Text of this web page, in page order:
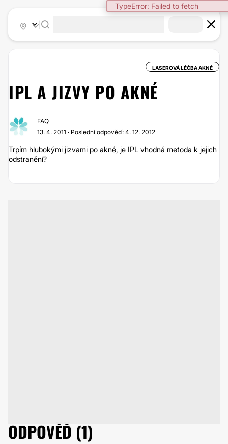
TypeError: Failed to fetch
LASEROVÁ LÉČBA AKNÉ
IPL A JIZVY PO AKNÉ
FAQ
13. 4. 2011 · Poslední odpověď: 4. 12. 2012
Trpím hlubokými jizvami po akné, je IPL vhodná metoda k jejich
odstranění?
ODPOVĚĎ (1)